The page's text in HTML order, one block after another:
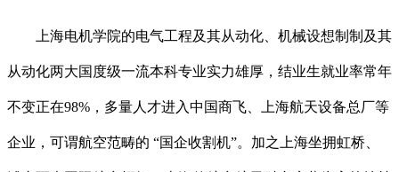
上海电机学院的电气工程及其从动化、机械设想制制及其
从动化两大国度级一流本科专业实力雄厚，结业生就业率常年
不变正在98%，多量人才进入中国商飞、上海航天设备总厂等
企业，可谓航空范畴的 “国企收割机”。加之上海坐拥虹桥、